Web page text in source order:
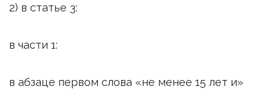
2) в статье 3:
в части 1:
в абзаце первом слова «не менее 15 лет и»